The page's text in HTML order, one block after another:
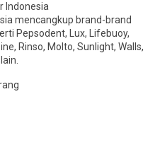
Indonesia
mencangkup brand-brand
Pepsodent, Lux, Lifebuoy,
Rinso, Molto, Sunlight, Walls,